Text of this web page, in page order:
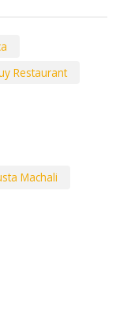
Restaurant
Machali